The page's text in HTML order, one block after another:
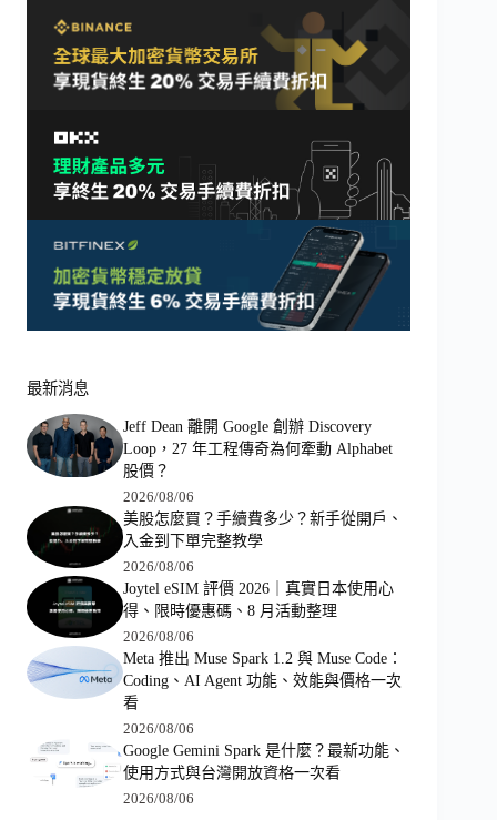
最新消息
Jeff Dean 離開 Google 創辦 Discovery
Loop，27 年工程傳奇為何牽動 Alphabet
股價？
2026/08/06
美股怎麼買？手續費多少？新手從開戶、
入金到下單完整教學
2026/08/06
Joytel eSIM 評價 2026｜真實日本使用心
得、限時優惠碼、8 月活動整理
2026/08/06
Meta 推出 Muse Spark 1.2 與 Muse Code：
Coding、AI Agent 功能、效能與價格一次
看
2026/08/06
Google Gemini Spark 是什麼？最新功能、
使用方式與台灣開放資格一次看
2026/08/06